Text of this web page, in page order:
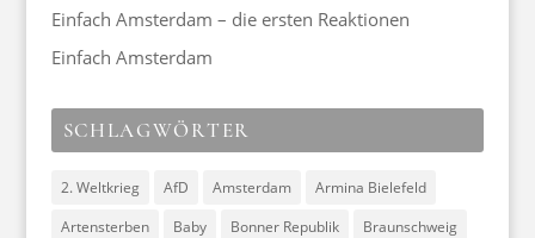
Einfach Amsterdam – die ersten Reaktionen
Einfach Amsterdam
SCHLAGWÖRTER
2. Weltkrieg AfD Amsterdam
Armina Bielefeld
Artensterben
Baby Bonner Republik
Braunschweig